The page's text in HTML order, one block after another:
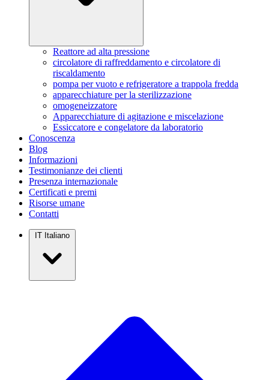
Reattore ad alta pressione
circolatore di raffreddamento e circolatore di
riscaldamento
pompa per vuoto e refrigeratore a trappola fredda
apparecchiature per la sterilizzazione
omogeneizzatore
Apparecchiature di agitazione e miscelazione
Essiccatore e congelatore da laboratorio
Conoscenza
Blog
Informazioni
Testimonianze dei clienti
Presenza internazionale
Certificati e premi
Risorse umane
Contatti
IT Italiano